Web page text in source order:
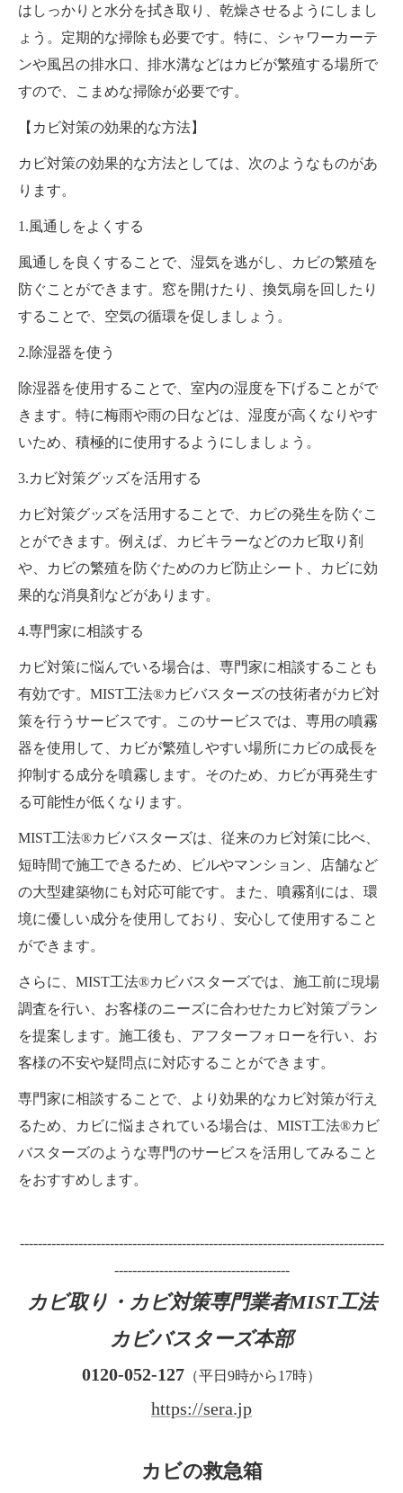
はしっかりと水分を拭き取り、乾燥させるようにしまし
ょう。定期的な掃除も必要です。特に、シャワーカーテ
ンや風呂の排水口、排水溝などはカビが繁殖する場所で
すので、こまめな掃除が必要です。
【カビ対策の効果的な方法】
カビ対策の効果的な方法としては、次のようなものがあ
ります。
1.風通しをよくする
風通しを良くすることで、湿気を逃がし、カビの繁殖を
防ぐことができます。窓を開けたり、換気扇を回したり
することで、空気の循環を促しましょう。
2.除湿器を使う
除湿器を使用することで、室内の湿度を下げることがで
きます。特に梅雨や雨の日などは、湿度が高くなりやす
いため、積極的に使用するようにしましょう。
3.カビ対策グッズを活用する
カビ対策グッズを活用することで、カビの発生を防ぐこ
とができます。例えば、カビキラーなどのカビ取り剤
や、カビの繁殖を防ぐためのカビ防止シート、カビに効
果的な消臭剤などがあります。
4.専門家に相談する
カビ対策に悩んでいる場合は、専門家に相談することも
有効です。MIST工法®カビバスターズの技術者がカビ対
策を行うサービスです。このサービスでは、専用の噴霧
器を使用して、カビが繁殖しやすい場所にカビの成長を
抑制する成分を噴霧します。そのため、カビが再発生す
る可能性が低くなります。
MIST工法®カビバスターズは、従来のカビ対策に比べ、
短時間で施工できるため、ビルやマンション、店舗など
の大型建築物にも対応可能です。また、噴霧剤には、環
境に優しい成分を使用しており、安心して使用すること
ができます。
さらに、MIST工法®カビバスターズでは、施工前に現場
調査を行い、お客様のニーズに合わせたカビ対策プラン
を提案します。施工後も、アフターフォローを行い、お
客様の不安や疑問点に対応することができます。
専門家に相談することで、より効果的なカビ対策が行え
るため、カビに悩まされている場合は、MIST工法®カビ
バスターズのような専門のサービスを活用してみること
をおすすめします。
---------------------------------------------------------------------------------
---------------------------------------
カビ取り・カビ対策専門業者MIST工法
カビバスターズ本部
0120-052-127 （平日9時から17時）
https://sera.jp
カビの救急箱